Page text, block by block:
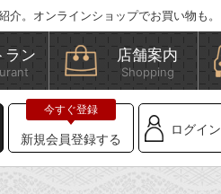
。オンラインショップでお買い物も。
ラン 店舗案内
Shopping
新規会員登録する
ログイン